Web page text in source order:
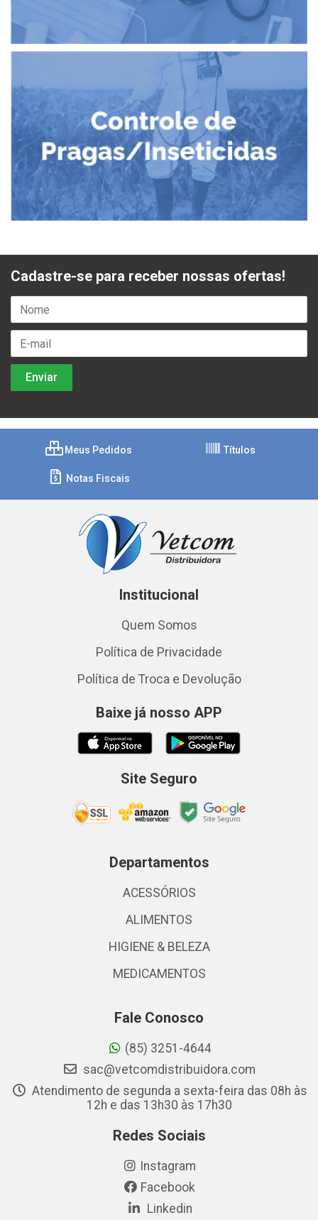
Cadastre-se para receber nossas ofertas!
Meus Pedidos Títulos
Notas Fiscais
Institucional
Quem Somos
Política de Privacidade
Política de Troca e Devolução
Baixe já nosso APP
Site Seguro
Departamentos
ACESSÓRIOS
ALIMENTOS
HIGIENE & BELEZA
MEDICAMENTOS
Fale Conosco
(85) 3251-4644
sac@vetcomdistribuidora.com
Atendimento de segunda a sexta-feira das 08h às
12h e das 13h30 às 17h30
Redes Sociais
Instagram
Facebook
Linkedin